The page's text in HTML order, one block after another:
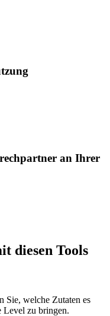
an Ihrer
diesen Tools
Sie, welche Zutaten es
Level zu bringen.